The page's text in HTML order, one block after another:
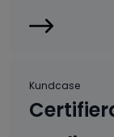
Kundcase